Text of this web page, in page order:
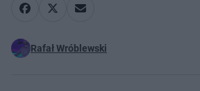
Rafał Wróblewski